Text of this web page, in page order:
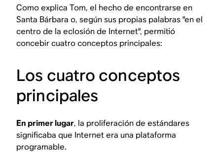
Como explica Tom, el hecho de encontrarse en
Santa Bárbara o, según sus propias palabras "en el
centro de la eclosión de Internet", permitió
concebir cuatro conceptos principales:
Los cuatro conceptos
principales
En primer lugar, la proliferación de estándares
significaba que Internet era una plataforma
programable.